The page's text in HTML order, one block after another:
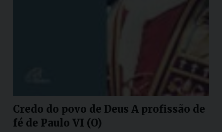
Credo do povo de Deus A profissão de
fé de Paulo VI (O)